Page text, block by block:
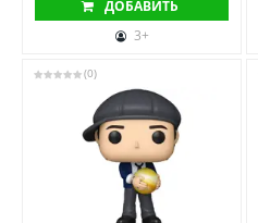
ДОБАВИТЬ
3+
(0)